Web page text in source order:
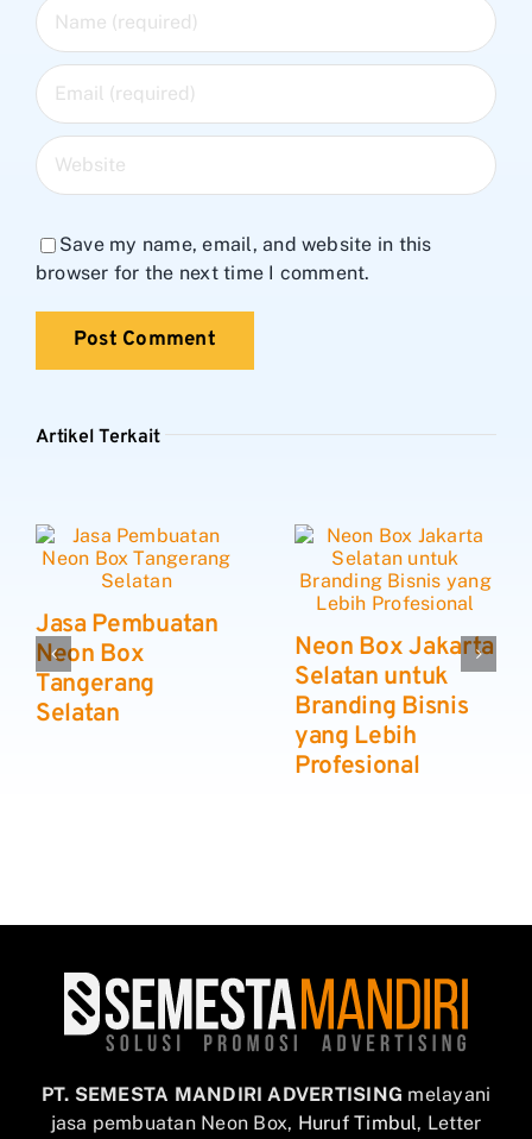
Save my name, email, and website in this
browser for the next time I comment.
Artikel Terkait
Jasa Pembuatan
Neon Box
Tangerang
Selatan
Neon Box Jakarta
Selatan untuk
Branding Bisnis
yang Lebih
Profesional
PT. SEMESTA MANDIRI ADVERTISING melayani
jasa pembuatan Neon Box, Huruf Timbul, Letter